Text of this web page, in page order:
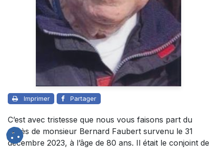
Imprimer Partager
C’est avec tristesse que nous vous faisons part du
décès de monsieur Bernard Faubert survenu le 31
décembre 2023, à l’âge de 80 ans. Il était le conjoint de